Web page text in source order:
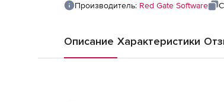
Производитель: Red Gate Software
Описание Характеристики